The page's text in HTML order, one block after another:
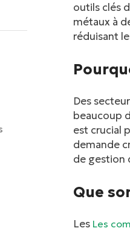
outils clés
métaux à
réduisant
Des
beaucoup
est crucial
demande
de gestion
Que
Les Les